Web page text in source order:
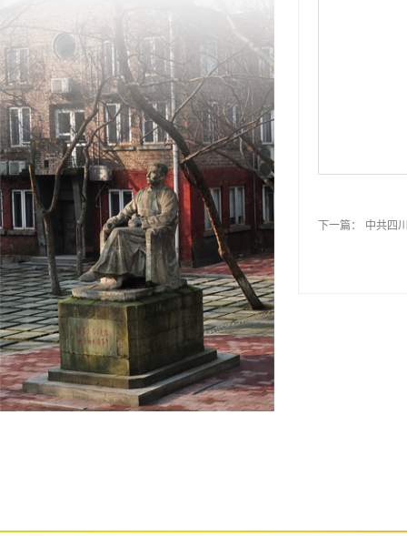
下一篇： 中共四